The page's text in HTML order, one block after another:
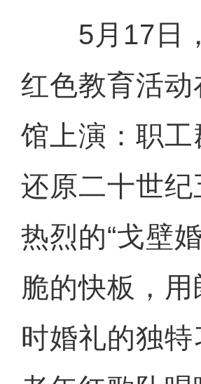
5月17日，
红色教育活
馆上演：职
还原二十世
热烈的“戈壁
脆的快板，
时婚礼的独